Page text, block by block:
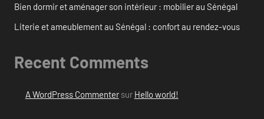
Bien dormir et aménager son intérieur : mobilier au Sénégal
Literie et ameublement au Sénégal : confort au rendez-vous
Recent Comments
A WordPress Commentersur Hello world!